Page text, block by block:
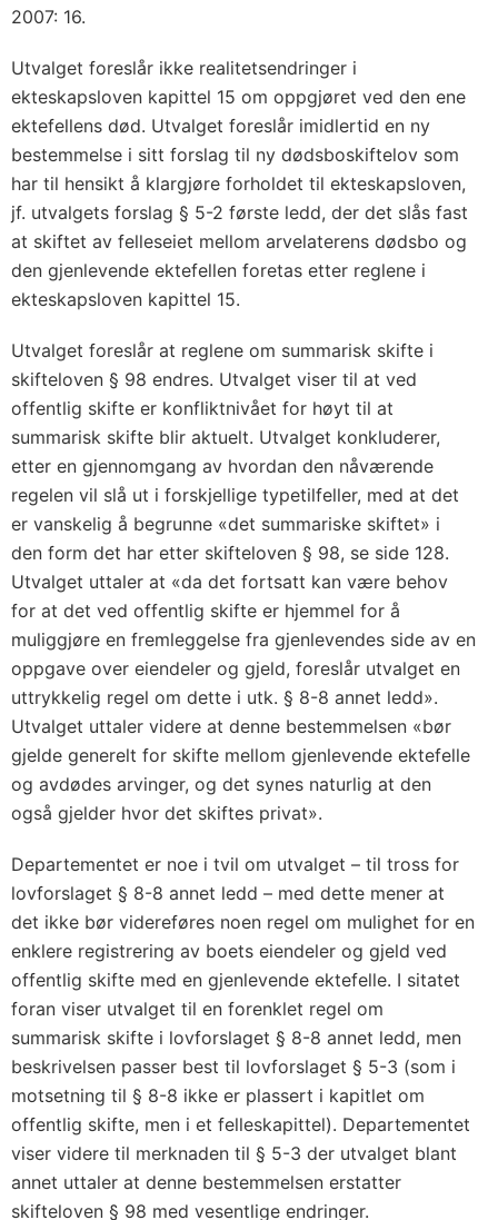
2007: 16.
Utvalget foreslår ikke realitetsendringer i
ekteskapsloven kapittel 15 om oppgjøret ved den ene
ektefellens død. Utvalget foreslår imidlertid en ny
bestemmelse i sitt forslag til ny dødsboskiftelov som
har til hensikt å klargjøre forholdet til ekteskapsloven,
jf. utvalgets forslag § 5-2 første ledd, der det slås fast
at skiftet av felleseiet mellom arvelaterens dødsbo og
den gjenlevende ektefellen foretas etter reglene i
ekteskapsloven kapittel 15.
Utvalget foreslår at reglene om summarisk skifte i
skifteloven § 98 endres. Utvalget viser til at ved
offentlig skifte er konfliktnivået for høyt til at
summarisk skifte blir aktuelt. Utvalget konkluderer,
etter en gjennomgang av hvordan den nåværende
regelen vil slå ut i forskjellige typetilfeller, med at det
er vanskelig å begrunne «det summariske skiftet» i
den form det har etter skifteloven § 98, se side 128.
Utvalget uttaler at «da det fortsatt kan være behov
for at det ved offentlig skifte er hjemmel for å
muliggjøre en fremleggelse fra gjenlevendes side av en
oppgave over eiendeler og gjeld, foreslår utvalget en
uttrykkelig regel om dette i utk. § 8-8 annet ledd».
Utvalget uttaler videre at denne bestemmelsen «bør
gjelde generelt for skifte mellom gjenlevende ektefelle
og avdødes arvinger, og det synes naturlig at den
også gjelder hvor det skiftes privat».
Departementet er noe i tvil om utvalget – til tross for
lovforslaget § 8-8 annet ledd – med dette mener at
det ikke bør videreføres noen regel om mulighet for en
enklere registrering av boets eiendeler og gjeld ved
offentlig skifte med en gjenlevende ektefelle. I sitatet
foran viser utvalget til en forenklet regel om
summarisk skifte i lovforslaget § 8-8 annet ledd, men
beskrivelsen passer best til lovforslaget § 5-3 (som i
motsetning til § 8-8 ikke er plassert i kapitlet om
offentlig skifte, men i et felleskapittel). Departementet
viser videre til merknaden til § 5-3 der utvalget blant
annet uttaler at denne bestemmelsen erstatter
skifteloven § 98 med vesentlige endringer.